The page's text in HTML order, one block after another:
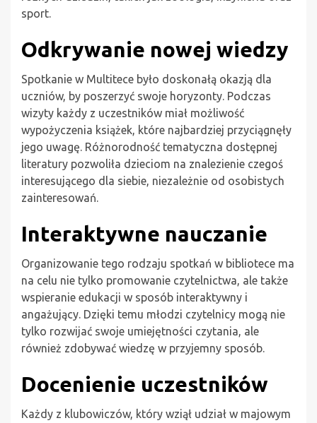
sport.
Odkrywanie nowej wiedzy
Spotkanie w Multitece było doskonałą okazją dla
uczniów, by poszerzyć swoje horyzonty. Podczas
wizyty każdy z uczestników miał możliwość
wypożyczenia książek, które najbardziej przyciągnęły
jego uwagę. Różnorodność tematyczna dostępnej
literatury pozwoliła dzieciom na znalezienie czegoś
interesującego dla siebie, niezależnie od osobistych
zainteresowań.
Interaktywne nauczanie
Organizowanie tego rodzaju spotkań w bibliotece ma
na celu nie tylko promowanie czytelnictwa, ale także
wspieranie edukacji w sposób interaktywny i
angażujący. Dzięki temu młodzi czytelnicy mogą nie
tylko rozwijać swoje umiejętności czytania, ale
również zdobywać wiedzę w przyjemny sposób.
Docenienie uczestników
Każdy z klubowiczów, który wziął udział w majowym